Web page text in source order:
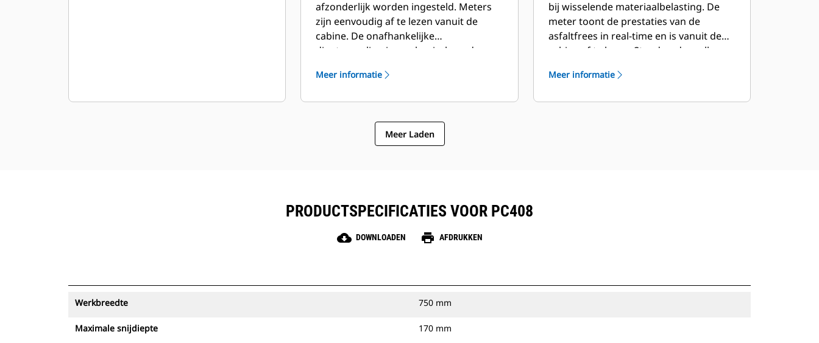
afzonderlijk worden ingesteld. Meters
zijn eenvoudig af te lezen vanuit de
cabine. De onafhankelijke
diepteregeling is mechanisch op de
onafhankelijke diepteregeling is
Meer informatie
bij wisselende materiaalbelasting. De
meter toont de prestaties van de
asfaltfrees in real-time en is vanuit de
cabine af te lezen. Standaard op alle
Meer informatie
Meer Laden
PRODUCTSPECIFICATIES VOOR PC408
cloud_download DOWNLOADEN print AFDRUKKEN
Werkbreedte 750 mm
Maximale snijdiepte 170 mm